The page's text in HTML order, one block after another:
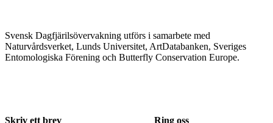
Svensk Dagfjärilsövervakning utförs i samarbete med
Naturvårdsverket, Lunds Universitet, ArtDatabanken, Sveriges
Entomologiska Förening och Butterfly Conservation Europe.
Skriv ett brev Ring oss